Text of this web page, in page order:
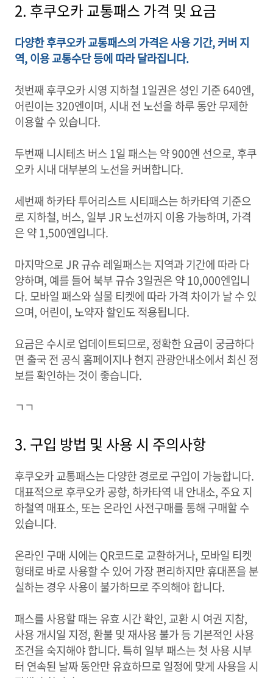
2. 후쿠오카 교통패스 가격 및 요금
다양한 후쿠오카 교통패스의 가격은 사용 기간, 커버 지
역, 이용 교통수단 등에 따라 달라집니다.
첫번째 후쿠오카 시영 지하철 1일권은 성인 기준 640엔,
어린이는 320엔이며, 시내 전 노선을 하루 동안 무제한
이용할 수 있습니다.
두번째 니시테츠 버스 1일 패스는 약 900엔 선으로, 후쿠
오카 시내 대부분의 노선을 커버합니다.
세번째 하카타 투어리스트 시티패스는 하카타역 기준으
로 지하철, 버스, 일부 JR 노선까지 이용 가능하며, 가격
은 약 1,500엔입니다.
마지막으로 JR 규슈 레일패스는 지역과 기간에 따라 다
양하며, 예를 들어 북부 규슈 3일권은 약 10,000엔입니
다. 모바일 패스와 실물 티켓에 따라 가격 차이가 날 수 있
으며, 어린이, 노약자 할인도 적용됩니다.
요금은 수시로 업데이트되므로, 정확한 요금이 궁금하다
면 출국 전 공식 홈페이지나 현지 관광안내소에서 최신 정
보를 확인하는 것이 좋습니다.
ㄱㄱ
3. 구입 방법 및 사용 시 주의사항
후쿠오카 교통패스는 다양한 경로로 구입이 가능합니다.
대표적으로 후쿠오카 공항, 하카타역 내 안내소, 주요 지
하철역 매표소, 또는 온라인 사전구매를 통해 구매할 수
있습니다.
온라인 구매 시에는 QR코드로 교환하거나, 모바일 티켓
형태로 바로 사용할 수 있어 가장 편리하지만 휴대폰을 분
실하는 경우 사용이 불가하므로 주의해야 합니다.
패스를 사용할 때는 유효 시간 확인, 교환 시 여권 지참,
사용 개시일 지정, 환불 및 재사용 불가 등 기본적인 사용
조건을 숙지해야 합니다. 특히 일부 패스는 첫 사용 시부
터 연속된 날짜 동안만 유효하므로 일정에 맞게 사용을 시